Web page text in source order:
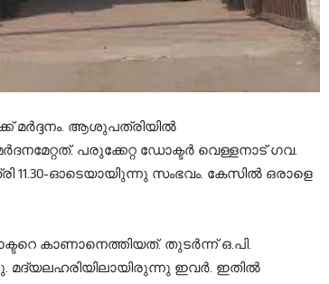
മർദ്ദനം. ആശുപത്രിയില്‍
പരുക്കേറ്റ ഡോക്ടര്‍ വെള്ളനാട് ഗവ.
11.30-ഓടെയായിുന്നു സംഭവം. കേസില്‍ ഒരാളെ
കാണാനെത്തിയത്. തുടര്‍ന്ന് ഒ.പി.
മദ്യലഹരിയിലായിരുന്നു ഇവർ. ഇതിൽ